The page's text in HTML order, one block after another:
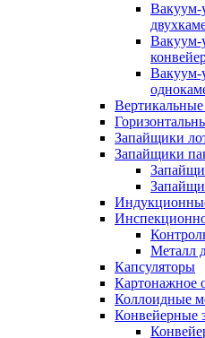
Вакуум-
Вакуум-
Вакуум-
Запайщики
Запайщики
Металл
Капсуляторы
Картонажное
Коллоидные
Конвейерные